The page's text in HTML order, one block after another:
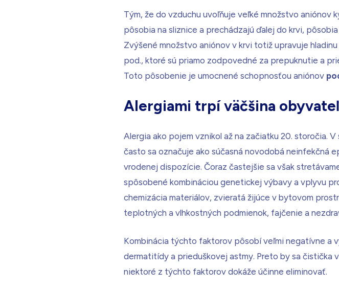
Tým, že do vzduchu uvoľňuje veľké množstvo aniónov
pôsobia na sliznice a prechádzajú ďalej do krvi,
Zvýšené množstvo aniónov v krvi totiž upravuje
pod., ktoré sú priamo zodpovedné za prepuknutie a
Toto pôsobenie je umocnené schopnosťou aniónov
Alergiami trpí väčšina
Alergia ako pojem vznikol až na začiatku 20. storočia.
často sa označuje ako súčasná novodobá neinfekčná
vrodenej dispozície. Čoraz častejšie sa však
spôsobené kombináciou genetickej výbavy a vplyvu
chemizácia materiálov, zvieratá žijúce v bytovom
teplotných a vlhkostných podmienok, fajčenie a
Kombinácia týchto faktorov pôsobí veľmi negatívne a
dermatitídy a prieduškovej astmy. Preto by sa čistička
niektoré z týchto faktorov dokáže účinne eliminovať.